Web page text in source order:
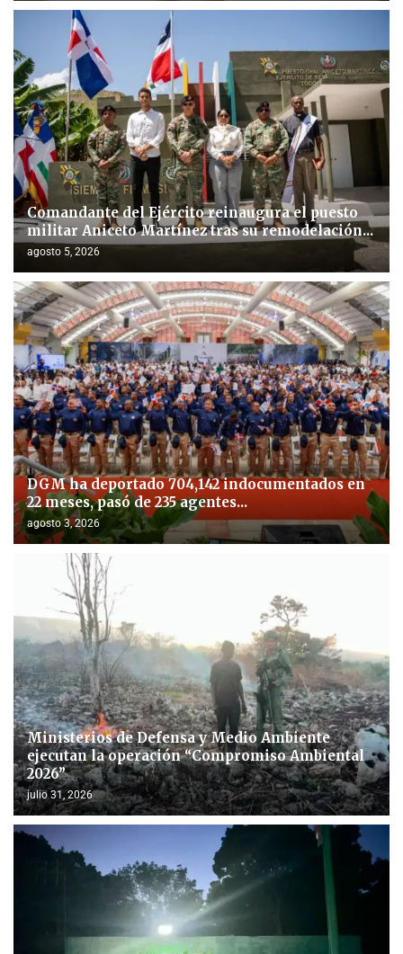
Comandante del Ejército reinaugura el puesto
militar Aniceto Martínez tras su remodelación...
agosto 5, 2026
DGM ha deportado 704,142 indocumentados en
22 meses, pasó de 235 agentes...
agosto 3, 2026
Ministerios de Defensa y Medio Ambiente
ejecutan la operación “Compromiso Ambiental
2026”
julio 31, 2026